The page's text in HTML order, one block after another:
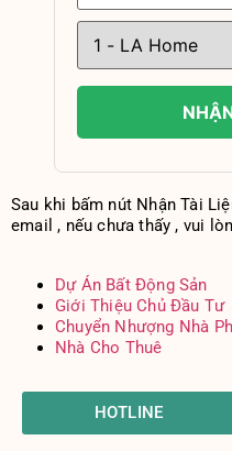
Sau khi bấm nút Nhận Tài
email , nếu chưa thấy , vui
Dự Án Bất Động Sản
Giới Thiệu Chủ Đầu Tư
Chuyển Nhượng Nhà
Nhà Cho Thuê
HOTLINE